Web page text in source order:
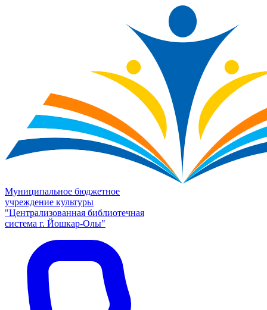
Муниципальное бюджетное
учреждение культуры
"Централизованная библиотечная
система г. Йошкар-Олы"